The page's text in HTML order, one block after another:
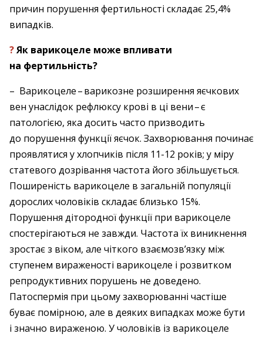
причин порушення фертильності складає 25,4%
випадків.
?Як варикоцеле може впливати
на фертильність?
– Варикоцеле – ​варикозне розширення яєчкових
вен унаслідок рефлюксу крові в ці вени – ​є
патологією, яка досить часто призводить
до порушення функції яєчок. Захворювання починає
проявлятися у хлопчиків після 11-12 років; у міру
статевого дозрівання частота його збільшується.
Поширеність варикоцеле в загальній популяції
дорослих чоловіків складає близько 15%.
Порушення дітородної функції при варикоцеле
спостерігаються не завжди. Частота їх виникнення
зростає з віком, але чіткого взаємозв’язку між
ступенем вираженості варикоцеле і розвитком
репродуктивних порушень не доведено.
Патоспермія при цьому захворюванні частіше
буває помірною, але в деяких випадках може бути
і значно вираженою. У чоловіків із варико­целе